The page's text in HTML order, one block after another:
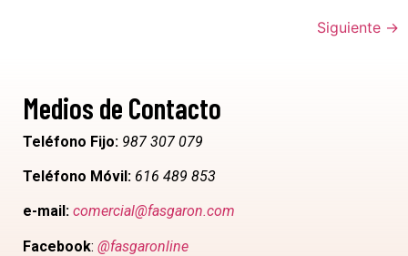
Siguiente →
Medios de Contacto
Teléfono Fijo: 987 307 079
Teléfono Móvil: 616 489 853
e-mail: comercial@fasgaron.com
Facebook: @fasgaronline